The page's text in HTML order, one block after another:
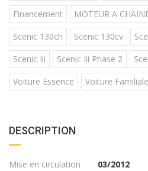
Financement MOTEUR A
Scenic 130ch
Scenic 130cv
Scenic Iii
Scenic Iii Phase 2
Voiture Essence
Voiture Familiale
DESCRIPTION
Mise en circulation
03/2012